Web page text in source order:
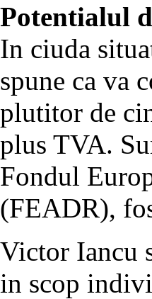
Potentialul
In ciuda
spune ca va
plutitor de
plus TVA.
Fondul
(FEADR),
Victor Iancu
in scop